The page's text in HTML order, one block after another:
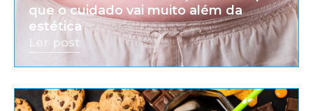
que o cuidado vai muito além da
estética
Ler post